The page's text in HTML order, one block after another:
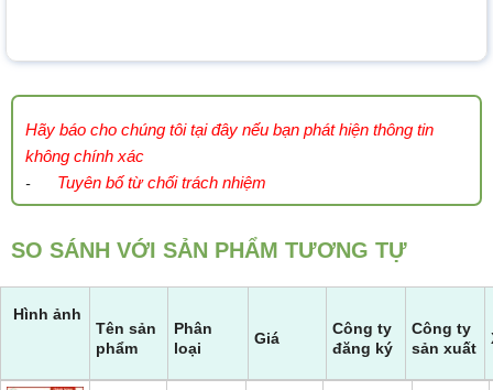
Hãy báo cho chúng tôi tại đây nếu bạn phát hiện thông tin
không chính xác
- Tuyên bố từ chối trách nhiệm
SO SÁNH VỚI SẢN PHẨM TƯƠNG TỰ
Hình ảnh
Tên sản
phẩm
Phân
loại
Giá
Công ty
đăng ký
Công ty
sản xuất